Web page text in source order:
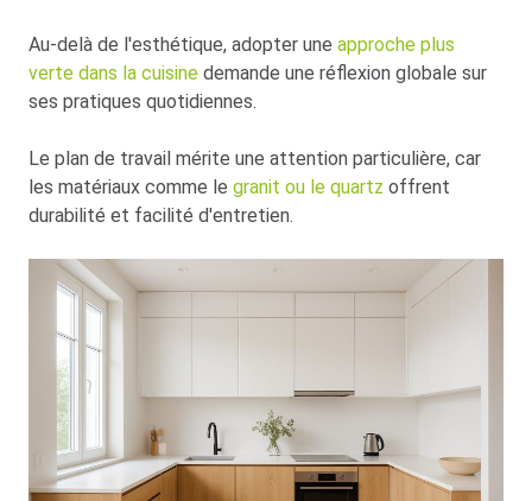
Au-delà de l'esthétique, adopter une approche plus
verte dans la cuisine demande une réflexion globale sur
ses pratiques quotidiennes.
Le plan de travail mérite une attention particulière, car
les matériaux comme le granit ou le quartz offrent
durabilité et facilité d'entretien.